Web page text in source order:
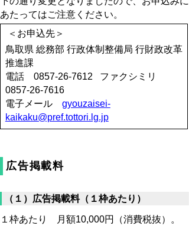
あたってはご注意ください。
＜お申込先＞
鳥取県 総務部 行政体制整備局 行財政改革
推進課
電話 0857-26-7612 ファクシミリ
0857-26-7616
電子メール gyouzaisei-
kaikaku@pref.tottori.lg.jp
広告掲載料
（１）広告掲載料（１枠あたり）
１枠あたり 月額10,000円（消費税抜）。